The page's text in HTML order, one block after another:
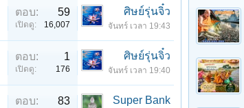
ตอบ: 59
เปิดดู: 16,007
ศิษย์รุ่นจิ๋ว
จันทร์ เวลา 19:43
ตอบ: 1
เปิดดู: 176
ศิษย์รุ่นจิ๋ว
จันทร์ เวลา 19:40
ตอบ: 83 Super Bank